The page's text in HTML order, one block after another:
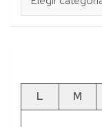
L
M